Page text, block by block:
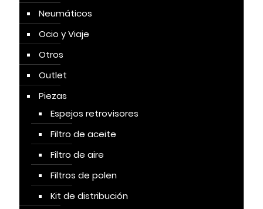
Neumáticos
Ocio y Viaje
Otros
Outlet
Piezas
Espejos retrovisores
Filtro de aceite
Filtro de aire
Filtros de polen
Kit de distribución